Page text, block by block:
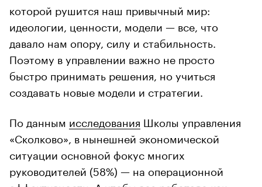
которой рушится наш привычный мир:
идеологии, ценности, модели — все, что
давало нам опору, силу и стабильность.
Поэтому в управлении важно не просто
быстро принимать решения, но учиться
создавать новые модели и стратегии.
По данным исследования Школы управления
«Сколково», в нынешней экономической
ситуации основной фокус многих
руководителей (58%) — на операционной